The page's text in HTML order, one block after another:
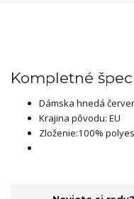
Kompletné
Dámska hnedá
Krajina pôvodu: EU
Zloženie:100%